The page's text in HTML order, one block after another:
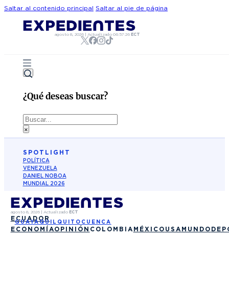
Saltar al contenido principal Saltar al pie de página
agosto 8, 2026| Actualizado 06:57:26 ECT
¿Qué deseas buscar?
Buscar
×
SPOTLIGHT
POLÍTICA
VENEZUELA
DANIEL NOBOA
MUNDIAL 2026
agosto 8, 2026| Actualizado ECT
ECUADOR
GUAYAQUIL QUITO CUENCA
ECONOMÍAOPINIÓN COLOMBIA MÉXICO USA MUNDO